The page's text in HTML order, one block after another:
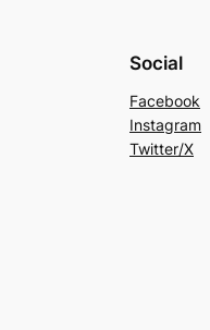
Social
Facebook
Instagram
Twitter/X